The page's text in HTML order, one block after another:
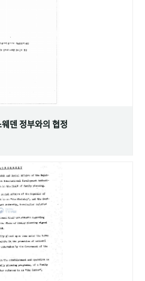
덴 정부와의 협정